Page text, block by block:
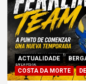
ACTUALIDADE
COSTA DA MORTE